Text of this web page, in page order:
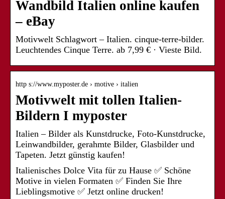
Wandbild Italien online kaufen
– eBay
Motivwelt Schlagwort – Italien. cinque-terre-bilder.
Leuchtendes Cinque Terre. ab 7,99 € · Vieste Bild.
http s://www.myposter.de › motive › italien
Motivwelt mit tollen Italien-
Bildern I myposter
Italien – Bilder als Kunstdrucke, Foto-Kunstdrucke,
Leinwandbilder, gerahmte Bilder, Glasbilder und
Tapeten. Jetzt günstig kaufen!
Italienisches Dolce Vita für zu Hause ✅ Schöne
Motive in vielen Formaten ✅ Finden Sie Ihre
Lieblingsmotive ✅ Jetzt online drucken!